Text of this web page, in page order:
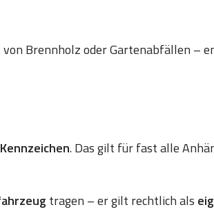
Brennholz oder Gartenabfällen –
. Das gilt für fast alle
tragen – er gilt rechtlich als